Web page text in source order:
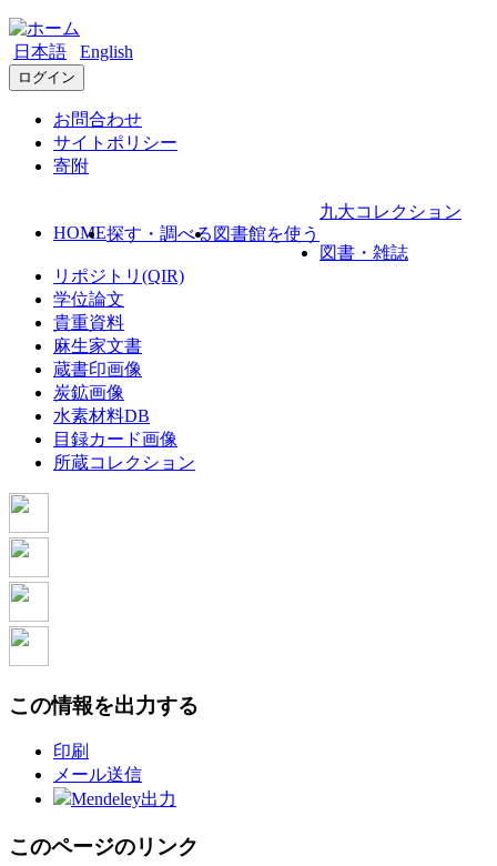
日本語 English
ログイン
お問合わせ
サイトポリシー
寄附
HOME探す・調べる 図書館を使う
九大コレクション
図書・雑誌
リポジトリ(QIR)
学位論文
貴重資料
麻生家文書
蔵書印画像
炭鉱画像
水素材料DB
目録カード画像
所蔵コレクション
この情報を出力する
印刷
メール送信
Mendeley出力
このページのリンク